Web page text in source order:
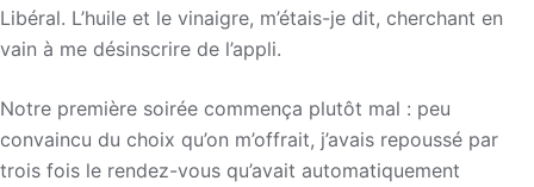
Libéral. L’huile et le vinaigre, m’étais-je dit, cherchant en
vain à me désinscrire de l’appli.
Notre première soirée commença plutôt mal : peu
convaincu du choix qu’on m’offrait, j’avais repoussé par
trois fois le rendez-vous qu’avait automatiquement